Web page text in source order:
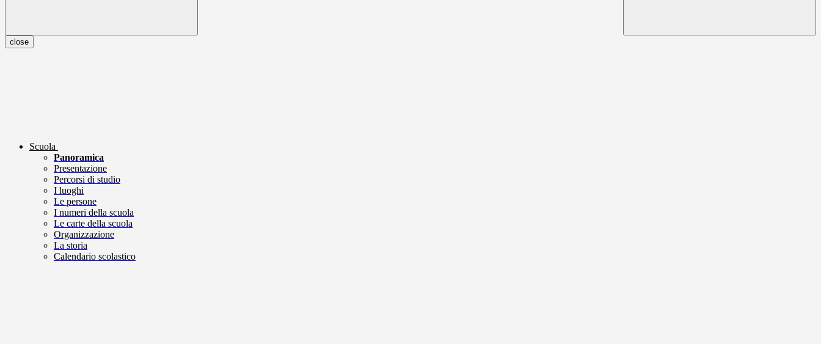
close
Scuola
Panoramica
Presentazione
Percorsi di studio
I luoghi
Le persone
I numeri della scuola
Le carte della scuola
Organizzazione
La storia
Calendario scolastico